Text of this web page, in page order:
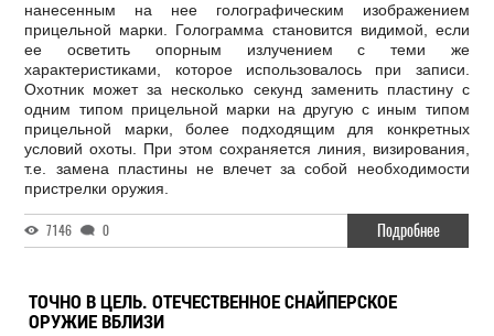
нанесенным на нее голографическим изображением
прицельной марки. Голограмма становится видимой, если
ее осветить опорным излучением с теми же
характеристиками, которое использовалось при записи.
Охотник может за несколько секунд заменить пластину с
одним типом прицельной марки на другую с иным типом
прицельной марки, более подходящим для конкретных
условий охоты. При этом сохраняется линия, визирования,
т.е. замена пластины не влечет за собой необходимости
пристрелки оружия.
7146 0 Подробнее
ТОЧНО В ЦЕЛЬ. ОТЕЧЕСТВЕННОЕ СНАЙПЕРСКОЕ
ОРУЖИЕ ВБЛИЗИ